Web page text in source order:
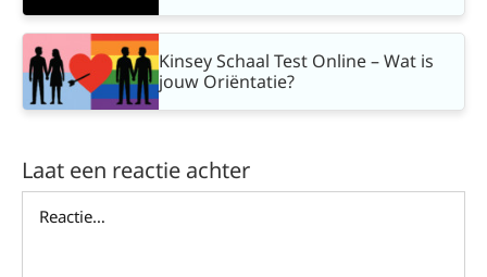
Kinsey Schaal Test Online – Wat is
jouw Oriëntatie?
Laat een reactie achter